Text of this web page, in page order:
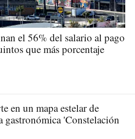
el 56% del salario al pago
que más porcentaje
en un mapa estelar de
gastronómica 'Constelación